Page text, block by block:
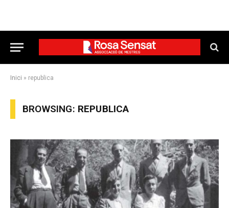
Inici » republica
BROWSING: REPUBLICA